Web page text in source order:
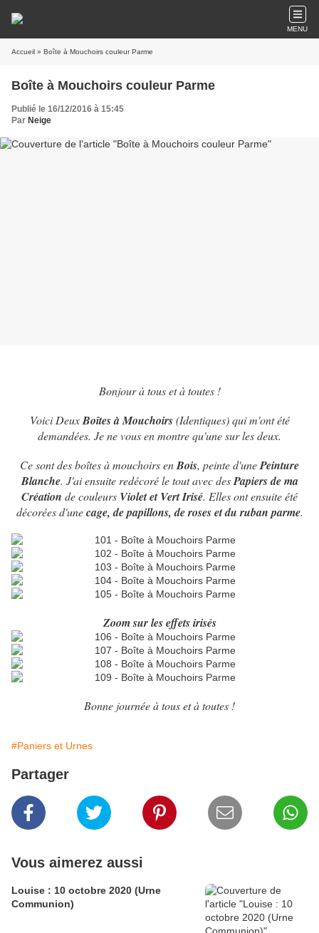
MENU
Accueil » Boîte à Mouchoirs couleur Parme
Boîte à Mouchoirs couleur Parme
Publié le 16/12/2016 à 15:45
Par Neige
Bonjour à tous et à toutes !
Voici DeuxBoîtes à Mouchoirs(Identiques) qui m'ont été
demandées. Je ne vous en montre qu'une sur les deux.
Ce sont des boîtes à mouchoirs enBois, peinte d'unePeinture
Blanche. J'ai ensuite redécoré le tout avec desPapiers de ma
Création de couleurs Violet et Vert Irisé. Elles ont ensuite été
décorées d'unecage, de papillons, de roses et du ruban parme.
Zoom sur les effets irisés
Bonne journée à tous et à toutes !
#Paniers et Urnes
Partager
Vous aimerez aussi
Louise : 10 octobre 2020 (Urne
Communion)